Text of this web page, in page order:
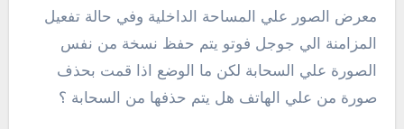
معرض الصور علي المساحة الداخلية وفي حالة تفعيل
المزامنة الي جوجل فوتو يتم حفظ نسخة من نفس
الصورة علي السحابة لكن ما الوضع اذا قمت بحذف
صورة من علي الهاتف هل يتم حذفها من السحابة ؟